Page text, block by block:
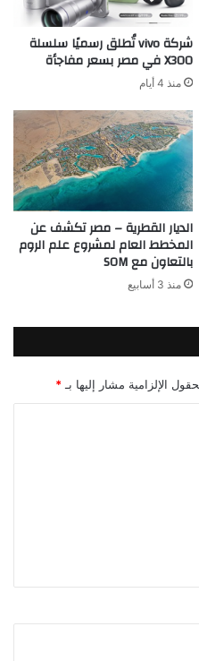
شركة vivo تُطلق رسميًا سلسلة
X300 في مصر بسعر مفاجأة
منذ 4 أيام
الديار القطرية – مصر تكشف عن
المخطط العام لمشروع علم الروم
بالتعاون مع SOM
منذ 3 أسابيع
الإلزامية مشار إليها بـ *